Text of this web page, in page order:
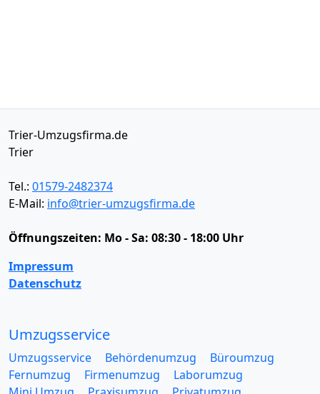
Trier-Umzugsfirma.de
Trier
Tel.: 01579-2482374
E-Mail: info@trier-umzugsfirma.de
Öffnungszeiten: Mo - Sa: 08:30 - 18:00 Uhr
Impressum
Datenschutz
Umzugsservice
Umzugsservice Behördenumzug
Büroumzug
Fernumzug
Firmenumzug
Laborumzug